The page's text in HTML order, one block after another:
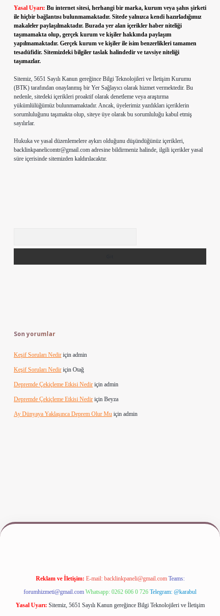
Yasal Uyarı: Bu internet sitesi, herhangi bir marka, kurum veya şahıs şirketi
ile hiçbir bağlantısı bulunmamaktadır. Sitede yalnızca kendi hazırladığımız
makaleler paylaşılmaktadır. Burada yer alan içerikler haber niteliği
taşımamakta olup, gerçek kurum ve kişiler hakkında paylaşım
yapılmamaktadır. Gerçek kurum ve kişiler ile isim benzerlikleri tamamen
tesadüfidir. Sitemizdeki bilgiler taslak halindedir ve tavsiye niteliği
taşımazlar.
Sitemiz, 5651 Sayılı Kanun gereğince Bilgi Teknolojileri ve İletişim Kurumu
(BTK) tarafından onaylanmış bir Yer Sağlayıcı olarak hizmet vermektedir. Bu
nedenle, sitedeki içerikleri proaktif olarak denetleme veya araştırma
yükümlülüğümüz bulunmamaktadır. Ancak, üyelerimiz yazdıkları içeriklerin
sorumluluğunu taşımakta olup, siteye üye olarak bu sorumluluğu kabul etmiş
sayılırlar.
Hukuka ve yasal düzenlemelere aykırı olduğunu düşündüğünüz içerikleri,
backlinkpanelicomtr@gmail.com adresine bildirmeniz halinde, ilgili içerikler yasal
süre içerisinde sitemizden kaldırılacaktır.
Son yorumlar
Keşif Soruları Nedir için admin
Keşif Soruları Nedir için Otağ
Depremde Çekiçleme Etkisi Nedir için admin
Depremde Çekiçleme Etkisi Nedir için Beyza
Ay Dünyaya Yaklaşınca Deprem Olur Mu için admin
Reklam ve İletişim: E-mail: backlinkpaneli@gmail.com Teams:
forumhizmeti@gmail.com Whatsapp: 0262 606 0 726 Telegram: @karabul
Yasal Uyarı: Sitemiz, 5651 Sayılı Kanun gereğince Bilgi Teknolojileri ve İletişim